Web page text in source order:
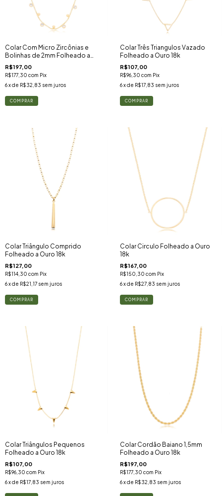
Colar Com Micro Zircônias e
Bolinhas de 2mm Folheado a
Ouro 18k
R$197,00
R$177,30 com Pix
6x de R$32,83 sem juros
Colar Três Triangulos Vazado
Folheado a Ouro 18k
R$107,00
R$96,30 com Pix
6 x de R$17,83 sem juros
Colar Triângulo Comprido
Folheado a Ouro 18k
R$127,00
R$114,30 com Pix
6x de R$21,17 sem juros
Colar Circulo Folheado a Ouro
18k
R$167,00
R$150,30 com Pix
6 x de R$27,83 sem juros
Colar Triângulos Pequenos
Folheado a Ouro 18k
R$107,00
R$96,30 com Pix
6x de R$17,83 sem juros
Colar Cordão Baiano 1,5mm
Folheado a Ouro 18k
R$197,00
R$177,30 com Pix
6 x de R$32,83 sem juros